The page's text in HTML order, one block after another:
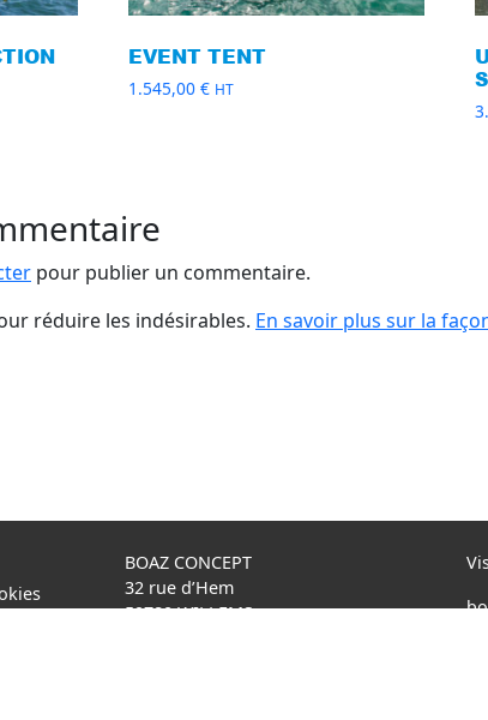
EVENT TENT
1.545,00€ HT
pour publier un commentaire.
réduire les indésirables. En savoir plus sur la
BOAZ CONCEPT
32 rue d’Hem
59780 WILLEMS